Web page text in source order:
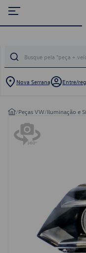
Nova Serrana Entre/
/Peças VW/Iluminação e